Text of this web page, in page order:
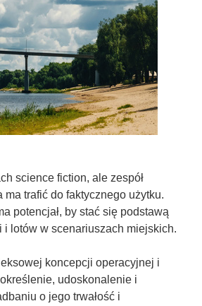
science fiction, ale zespół
trafić do faktycznego użytku.
potencjał, by stać się podstawą
lotów w scenariuszach miejskich.
koncepcji operacyjnej i
udoskonalenie i
o jego trwałość i